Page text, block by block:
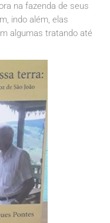
na fazenda de seus
indo além, elas
algumas tratando até